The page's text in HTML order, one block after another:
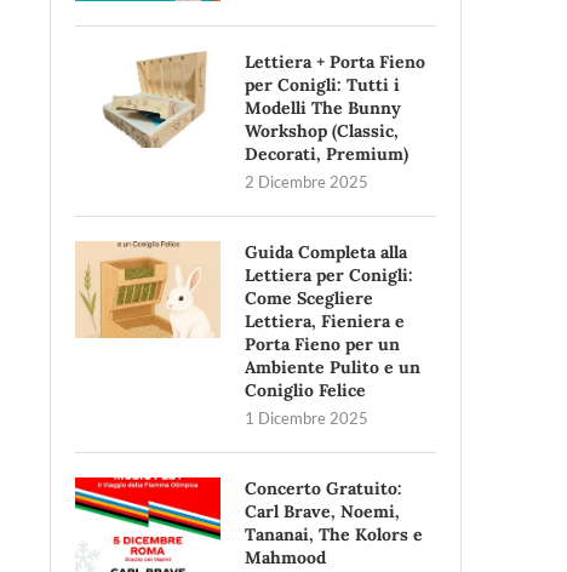
Lettiera + Porta Fieno
per Conigli: Tutti i
Modelli The Bunny
Workshop (Classic,
Decorati, Premium)
2 Dicembre 2025
Guida Completa alla
Lettiera per Conigli:
Come Scegliere
Lettiera, Fieniera e
Porta Fieno per un
Ambiente Pulito e un
Coniglio Felice
1 Dicembre 2025
Concerto Gratuito:
Carl Brave, Noemi,
Tananai, The Kolors e
Mahmood